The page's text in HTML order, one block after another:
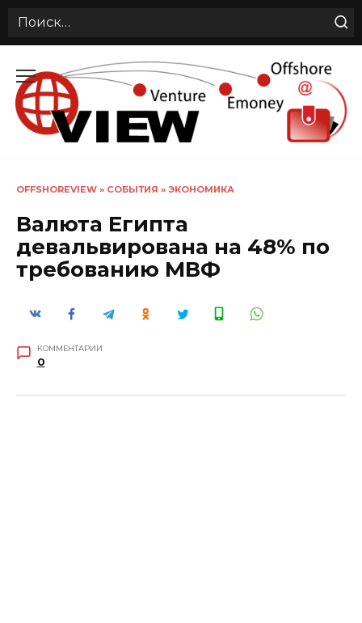
Search
содержанию
OFFSHOREVIEW » СОБЫТИЯ » ЭКОНОМИКА
Валюта Египта
девальвирована на 48% по
требованию МВФ
КОММЕНТАРИИ
0